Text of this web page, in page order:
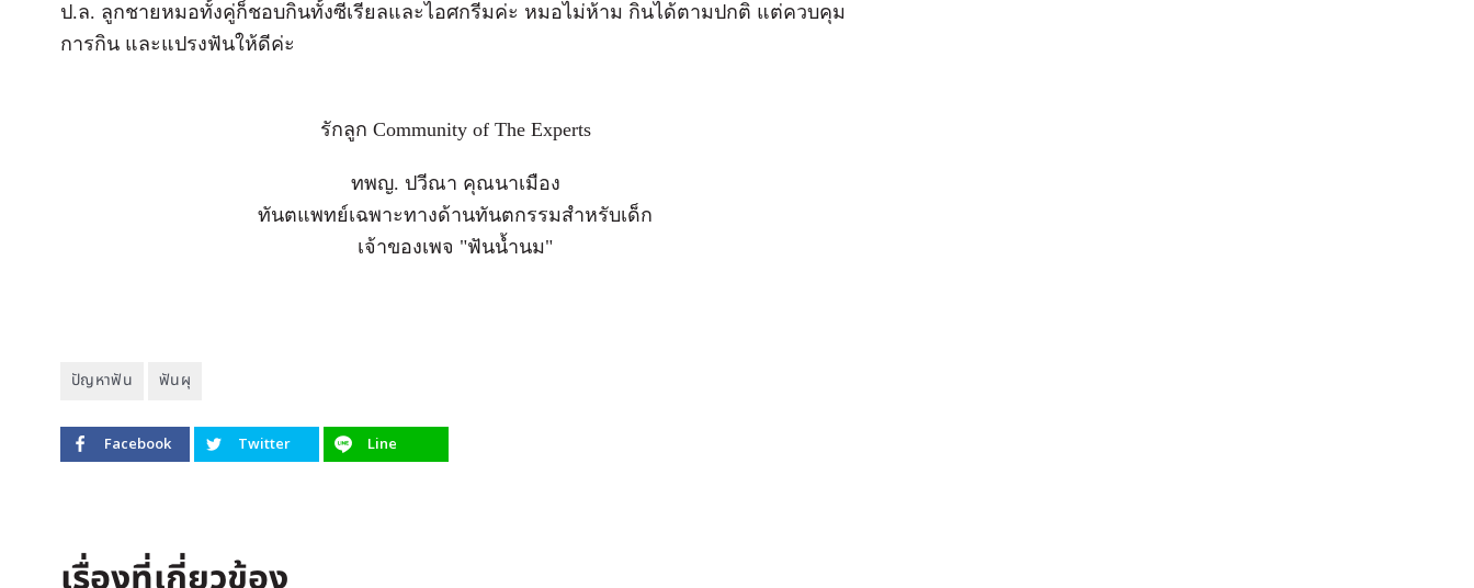
ป.ล. ลูกชายหมอทั้งคู่ก็ชอบกินทั้งซีเรียลและไอศกรีมค่ะ หมอไม่ห้าม กินได้ตามปกติ แต่ควบคุม
การกิน และแปรงฟันให้ดีค่ะ
รักลูก Community of The Experts
ทพญ. ปวีณา คุณนาเมือง
ทันตแพทย์เฉพาะทางด้านทันตกรรมสำหรับเด็ก
เจ้าของเพจ "ฟันน้ำนม"
ปัญหาฟัน ฟันผุ
Facebook Twitter Line